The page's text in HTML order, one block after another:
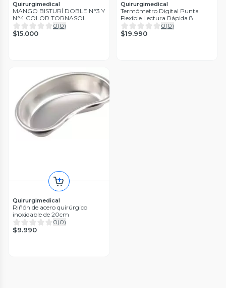
Quirurgimedical
MANGO BISTURÍ DOBLE N°3 Y
N°4 COLOR TORNASOL
0(0)
$15.000
Quirurgimedical
Termómetro Digital Punta
Flexible Lectura Rápida 8
Segundos
0(0)
$19.990
Quirurgimedical
Riñón de acero quirúrgico
inoxidable de 20cm
0(0)
$9.990